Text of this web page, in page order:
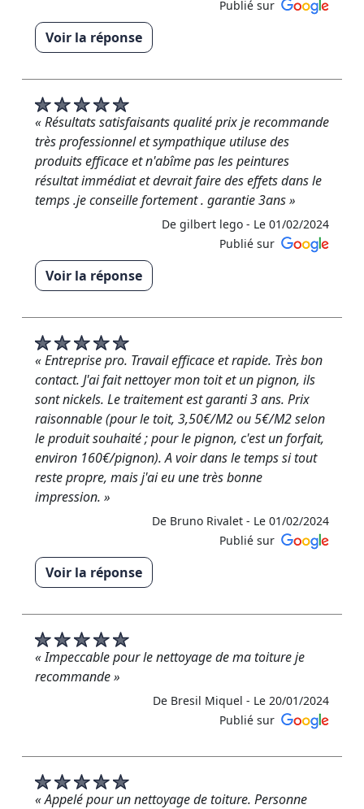
Publié sur
Voir la réponse
favorable, pour les lichens et autre micro-
organismes il faut effectivement attendre quelques
mois pour voir le résultat définitif. »
De RM RENOVATION - Le 19/02/2024
« Résultats satisfaisants qualité prix je recommande
très professionnel et sympathique utiluse des
produits efficace et n'abîme pas les peintures
résultat immédiat et devrait faire des effets dans le
temps .je conseille fortement . garantie 3ans »
De gilbert lego - Le 01/02/2024
Publié sur
Voir la réponse
étoiles ! Merci infiniment pour votre retour positif et
votre confiance en RM Rénovation. Votre
satisfaction est notre priorité absolue. N'hésitez pas
à nous contacter pour tous vos futurs projets, nous
serons ravis de vous aider à nouveau.
Cordialement, RM Rénovation »
De RM RENOVATION - Le 02/02/2024
« Entreprise pro. Travail efficace et rapide. Très bon
contact. J'ai fait nettoyer mon toit et un pignon, ils
sont nickels. Le traitement est garanti 3 ans. Prix
raisonnable (pour le toit, 3,50€/M2 ou 5€/M2 selon
le produit souhaité ; pour le pignon, c'est un forfait,
environ 160€/pignon). A voir dans le temps si tout
reste propre, mais j'ai eu une très bonne
impression. »
De Bruno Rivalet - Le 01/02/2024
Publié sur
Voir la réponse
enchantés que vous ayez apprécié nos services. À
bientôt chez RM Rénovation ! »
De RM RENOVATION - Le 02/02/2024
« Impeccable pour le nettoyage de ma toiture je
recommande »
De Bresil Miquel - Le 20/01/2024
Publié sur
« Appelé pour un nettoyage de toiture. Personne